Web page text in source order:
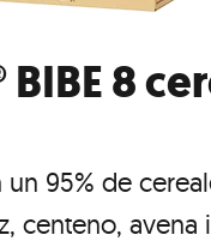
8
un 95% de
centeno, avena